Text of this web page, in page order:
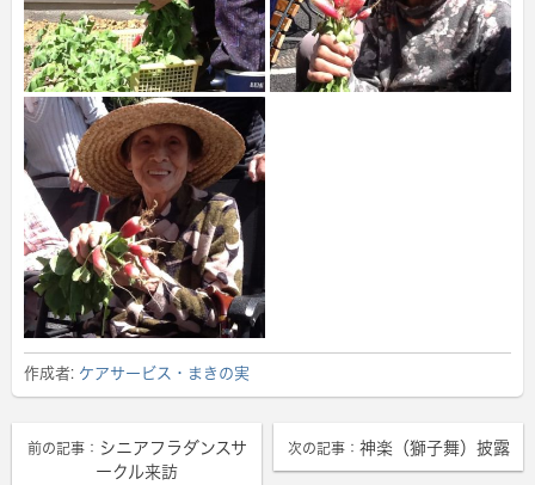
作成者: ケアサービス・まきの実
前の記事： シニアフラダンスサ
ークル来訪
次の記事： 神楽（獅子舞）披露